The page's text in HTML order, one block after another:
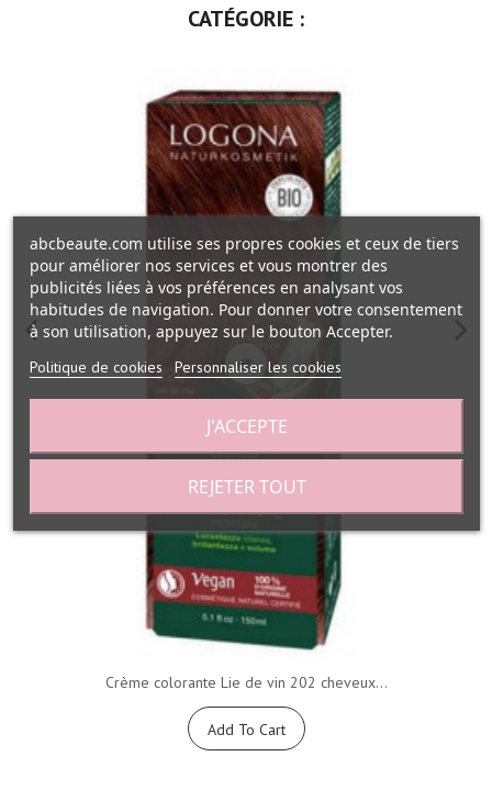
CATÉGORIE :
Crème colorante Lie de vin 202 cheveux...
Add To Cart
abcbeaute.com utilise ses propres cookies et ceux de tiers
pour améliorer nos services et vous montrer des
publicités liées à vos préférences en analysant vos
habitudes de navigation. Pour donner votre consentement
à son utilisation, appuyez sur le bouton Accepter.
Politique de cookies Personnaliser les cookies
REJETER TOUT
J'ACCEPTE